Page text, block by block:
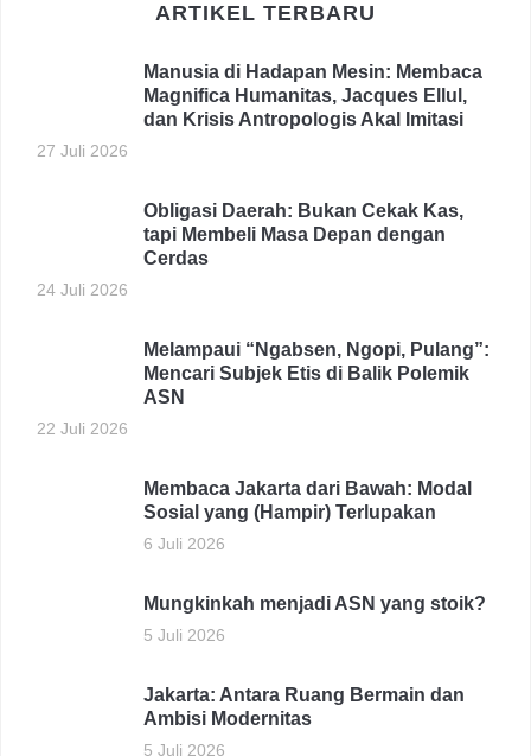
ARTIKEL TERBARU
Manusia di Hadapan Mesin: Membaca
Magnifica Humanitas, Jacques Ellul,
dan Krisis Antropologis Akal Imitasi
27 Juli 2026
Obligasi Daerah: Bukan Cekak Kas,
tapi Membeli Masa Depan dengan
Cerdas
24 Juli 2026
Melampaui “Ngabsen, Ngopi, Pulang”:
Mencari Subjek Etis di Balik Polemik
ASN
22 Juli 2026
Membaca Jakarta dari Bawah: Modal
Sosial yang (Hampir) Terlupakan
6 Juli 2026
Mungkinkah menjadi ASN yang stoik?
5 Juli 2026
Jakarta: Antara Ruang Bermain dan
Ambisi Modernitas
5 Juli 2026